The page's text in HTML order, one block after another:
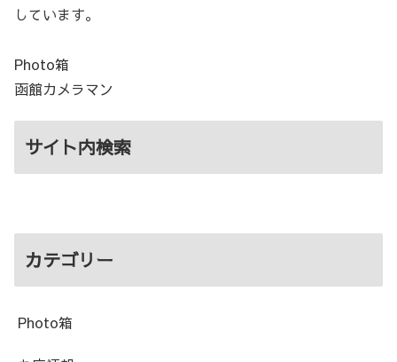
しています。
Photo箱
函館カメラマン
サイト内検索
カテゴリー
Photo箱